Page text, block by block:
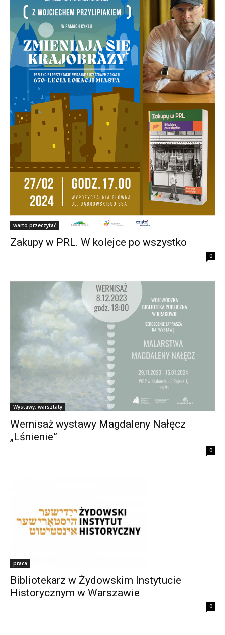
warto przeczytać
Zakupy w PRL. W kolejce po wszystko
0
Wystawy, warsztaty
Wernisaż wystawy Magdaleny Nałęcz
„Lśnienie”
0
praca
Bibliotekarz w Żydowskim Instytucie
Historycznym w Warszawie
0